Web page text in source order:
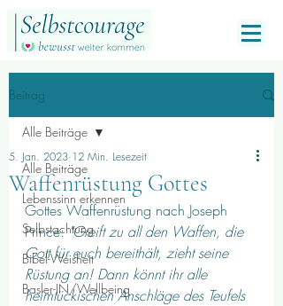
Beitrag
Alle Beiträge
Lebenssinn erkennen
Selbstachtung
Bibel-Weisheit
Basler-IN/Wellbeing
Alle Beiträge
Waffenrüstung Gottes
5. Jan. 2023 12 Min. Lesezeit
Gottes Waffenrüstung nach Joseph
Prince: "Greift zu all den Waffen, die
Gott für euch bereithält, zieht seine
Rüstung an! Dann könnt ihr alle
heimtückischen Anschläge des Teufels